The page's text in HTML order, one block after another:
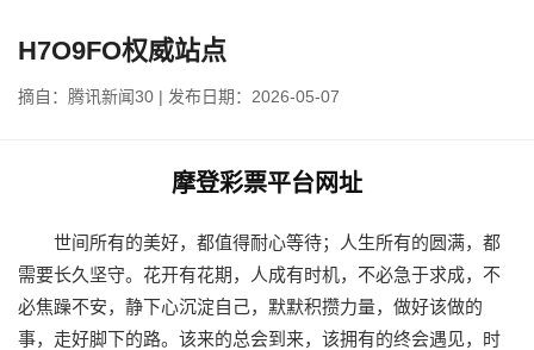
H7O9FO权威站点
摘自：腾讯新闻30 | 发布日期：2026-05-07
摩登彩票平台网址
世间所有的美好，都值得耐心等待；人生所有的圆满，都
需要长久坚守。花开有花期，人成有时机，不必急于求成，不
必焦躁不安，静下心沉淀自己，默默积攒力量，做好该做的
事，走好脚下的路。该来的总会到来，该拥有的终会遇见，时